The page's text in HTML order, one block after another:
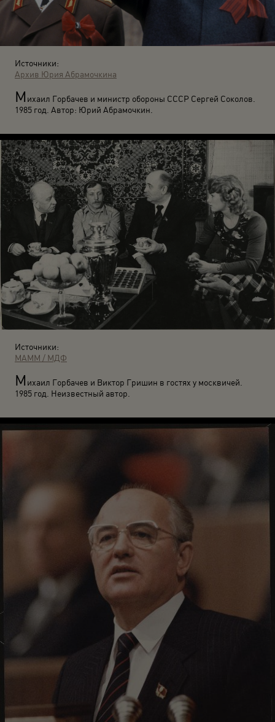
Источники:
Архив Юрия Абрамочкина
М ихаил Горбачев и министр обороны СССР Сергей Соколов.
1985 год. Автор: Юрий Абрамочкин.
Источники:
МАММ / МДФ
М ихаил Горбачев и Виктор Гришин в гостях у москвичей.
1985 год. Неизвестный автор.